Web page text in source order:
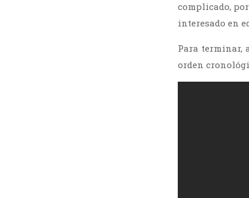
complicado,
interesado en
Para terminar,
orden